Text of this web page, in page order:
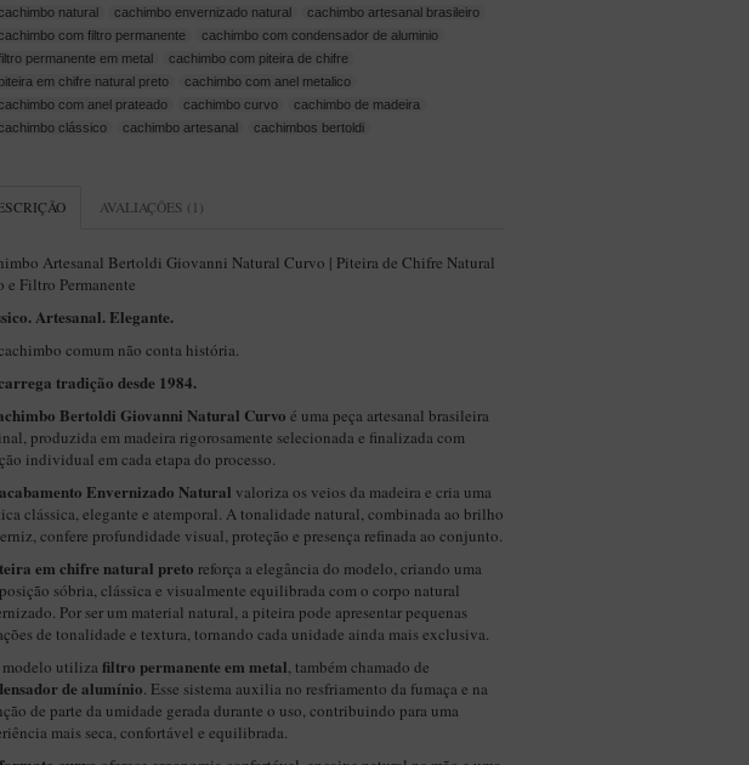
natural
cachimbo envernizado natural
cachimbo artesanal brasileiro
com filtro permanente
cachimbo com condensador de aluminio
permanente em metal
cachimbo com piteira de chifre
piteira em chifre natural preto
cachimbo com anel metalico
com anel prateado
cachimbo curvo
cachimbo de madeira
clássico
cachimbo artesanal cachimbos bertoldi
AVALIAÇÕES (1)
Artesanal Bertoldi Giovanni Natural Curvo | Piteira de Chifre Natural
e Filtro Permanente
Artesanal. Elegante.
comum não conta história.
tradição desde 1984.
Bertoldi Giovanni Natural Curvo é uma peça artesanal brasileira
produzida em madeira rigorosamente selecionada e finalizada com
individual em cada etapa do processo.
acabamento Envernizado Natural valoriza os veios da madeira e cria uma
clássica, elegante e atemporal. A tonalidade natural, combinada ao brilho
confere profundidade visual, proteção e presença refinada ao conjunto.
em chifre natural preto reforça a elegância do modelo, criando uma
sóbria, clássica e visualmente equilibrada com o corpo natural
Por ser um material natural, a piteira pode apresentar pequenas
de tonalidade e textura, tornando cada unidade ainda mais exclusiva.
modelo utiliza filtro permanente em metal, também chamado de
de alumínio. Esse sistema auxilia no resfriamento da fumaça e na
de parte da umidade gerada durante o uso, contribuindo para uma
mais seca, confortável e equilibrada.